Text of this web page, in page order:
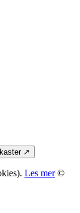
↗
Les mer©